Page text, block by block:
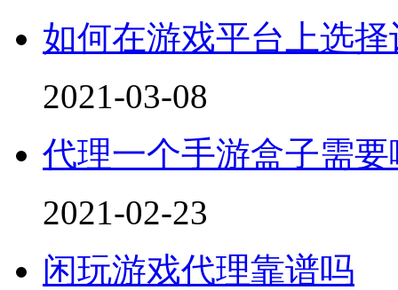
如何在游戏平台上选择
2021-03-08
代理一个手游盒子需要
2021-02-23
闲玩游戏代理靠谱吗